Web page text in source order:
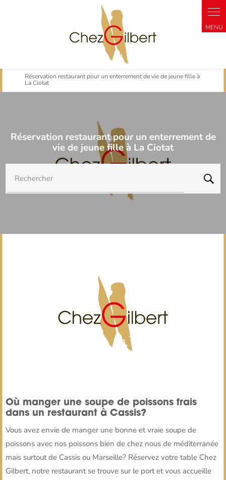
Réservation restaurant pour un enterrement de vie de jeune fille à
La Ciotat
Réservation restaurant pour un enterrement de
vie de jeune fille à La Ciotat
Rechercher
Où manger une soupe de poissons frais
dans un restaurant à Cassis?
Vous avez envie de manger une bonne et vraie soupe de
poissons avec nos poissons bien de chez nous de méditerranée
mais surtout de Cassis ou Marseille? Réservez votre table Chez
Gilbert, notre restaurant se trouve sur le port et vous accueille
Panneau de gestion des cookies